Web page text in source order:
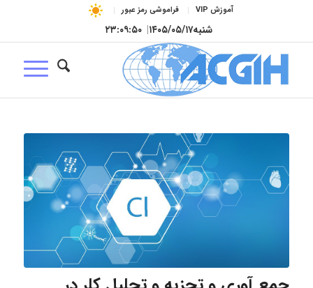
آموزش VIP فراموشی رمز عبور
شنبه۱۴۰۵/۰۵/۱۷| ۲۳:۰۹:۵۱